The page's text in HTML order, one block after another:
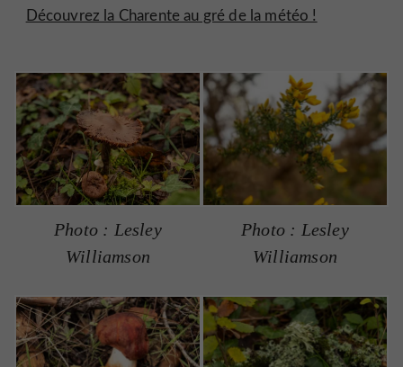
Découvrez la Charente au gré de la météo !
Photo : Lesley
Williamson
Photo : Lesley
Williamson